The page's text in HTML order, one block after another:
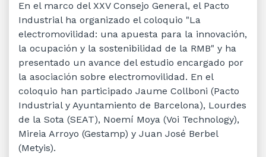
En el marco del XXV Consejo General, el Pacto
Industrial ha organizado el coloquio "La
electromovilidad: una apuesta para la innovación,
la ocupación y la sostenibilidad de la RMB" y ha
presentado un avance del estudio encargado por
la asociación sobre electromovilidad. En el
coloquio han participado Jaume Collboni (Pacto
Industrial y Ayuntamiento de Barcelona), Lourdes
de la Sota (SEAT), Noemí Moya (Voi Technology),
Mireia Arroyo (Gestamp) y Juan José Berbel
(Metyis).